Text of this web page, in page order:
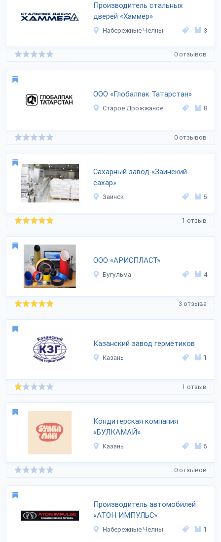
Производитель стальных
дверей «Хаммер»
Набережные Челны 3
0 отзывов
ООО «Глобалпак Татарстан»
Старое Дрожжаное 8
0 отзывов
Сахарный завод «Заинский
сахар»
Заинск 5
1 отзыв
ООО «АРИСПЛАСТ»
Бугульма 4
3 отзыва
Казанский завод герметиков
Казань 1
1 отзыв
Кондитерская компания
«БУЛКАМАЙ»
Казань 5
0 отзывов
Производитель автомобилей
«АТОН ИМПУЛЬС»
Набережные Челны 1